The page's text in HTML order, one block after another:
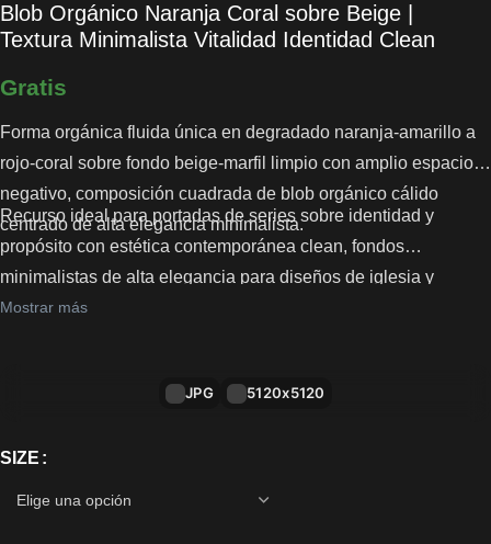
Blob Orgánico Naranja Coral sobre Beige |
Textura Minimalista Vitalidad Identidad Clean
Gratis
Forma orgánica fluida única en degradado naranja-amarillo a
rojo-coral sobre fondo beige-marfil limpio con amplio espacio
negativo, composición cuadrada de blob orgánico cálido
centrado de alta elegancia minimalista.
Recurso ideal para portadas de series sobre identidad y
propósito con estética contemporánea clean, fondos
minimalistas de alta elegancia para diseños de iglesia y
portadas de estudios de fe con paleta cálida.
Mostrar más
JPG 5120x5120
SIZE